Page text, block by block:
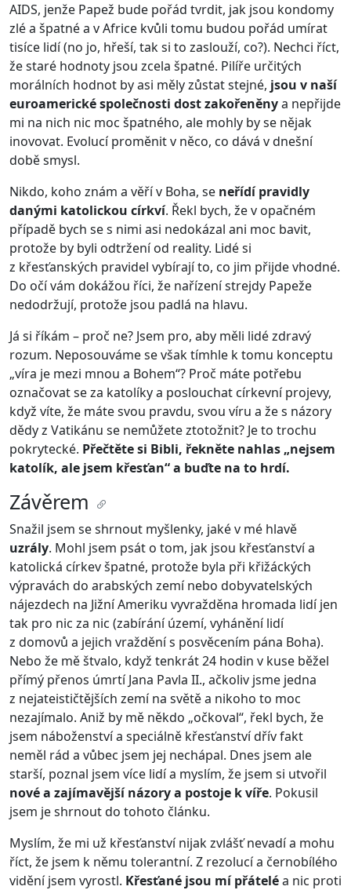
AIDS, jenže Papež bude pořád tvrdit, jak jsou kondomy
zlé a špatné a v Africe kvůli tomu budou pořád umírat
tisíce lidí (no jo, hřeší, tak si to zaslouží, co?). Nechci říct,
že staré hodnoty jsou zcela špatné. Pilíře určitých
morálních hodnot by asi měly zůstat stejné, jsou v naší
euroamerické společnosti dost zakořeněnya nepřijde
mi na nich nic moc špatného, ale mohly by se nějak
inovovat. Evolucí proměnit v něco, co dává v dnešní
době smysl.
Nikdo, koho znám a věří v Boha, se neřídí pravidly
danými katolickou církví. Řekl bych, že v opačném
případě bych se s nimi asi nedokázal ani moc bavit,
protože by byli odtržení od reality. Lidé si
z křesťanských pravidel vybírají to, co jim přijde vhodné.
Do očí vám dokážou říci, že nařízení strejdy Papeže
nedodržují, protože jsou padlá na hlavu.
Já si říkám – proč ne? Jsem pro, aby měli lidé zdravý
rozum. Neposouváme se však tímhle k tomu konceptu
„víra je mezi mnou a Bohem“? Proč máte potřebu
označovat se za katolíky a poslouchat církevní projevy,
když víte, že máte svou pravdu, svou víru a že s názory
dědy z Vatikánu se nemůžete ztotožnit? Je to trochu
pokrytecké. Přečtěte si Bibli, řekněte nahlas „nejsem
katolík, ale jsem křesťan“ a buďte na to hrdí.
Závěrem
Snažil jsem se shrnout myšlenky, jaké v mé hlavě
uzrály. Mohl jsem psát o tom, jak jsou křesťanství a
katolická církev špatné, protože byla při křižáckých
výpravách do arabských zemí nebo dobyvatelských
nájezdech na Jižní Ameriku vyvražděna hromada lidí jen
tak pro nic za nic (zabírání území, vyhánění lidí
z domovů a jejich vraždění s posvěcením pána Boha).
Nebo že mě štvalo, když tenkrát 24 hodin v kuse běžel
přímý přenos úmrtí Jana Pavla II., ačkoliv jsme jedna
z nejateistič­tějších zemí na světě a nikoho to moc
nezajímalo. Aniž by mě někdo „očkoval“, řekl bych, že
jsem náboženství a speciálně křesťanství dřív fakt
neměl rád a vůbec jsem jej nechápal. Dnes jsem ale
starší, poznal jsem více lidí a myslím, že jsem si utvořil
nové a zajímavější názory a postoje k víře. Pokusil
jsem je shrnout do tohoto článku.
Myslím, že mi už křesťanství nijak zvlášť nevadí a mohu
říct, že jsem k němu tolerantní. Z rezolucí a černobílého
vidění jsem vyrostl. Křesťané jsou mí přáteléa nic proti